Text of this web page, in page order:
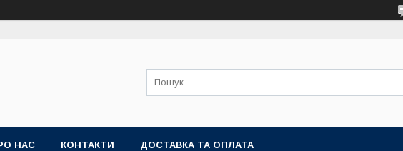
НАС КОНТАКТИ ДОСТАВКА ТА ОПЛАТА